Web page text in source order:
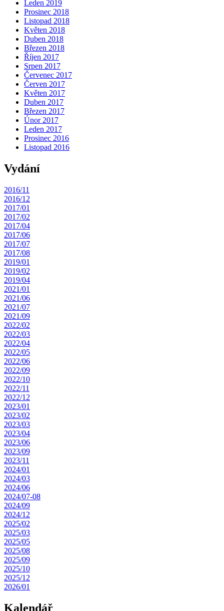
Leden 2019
Prosinec 2018
Listopad 2018
Květen 2018
Duben 2018
Březen 2018
Říjen 2017
Srpen 2017
Červenec 2017
Červen 2017
Květen 2017
Duben 2017
Březen 2017
Únor 2017
Leden 2017
Prosinec 2016
Listopad 2016
Vydání
2016/11
2016/12
2017/01
2017/02
2017/04
2017/06
2017/07
2017/08
2019/01
2019/02
2019/04
2021/01
2021/06
2021/07
2021/09
2022/02
2022/03
2022/04
2022/05
2022/06
2022/09
2022/10
2022/11
2022/12
2023/01
2023/02
2023/03
2023/04
2023/06
2023/09
2023/11
2024/01
2024/03
2024/06
2024/07-08
2024/09
2024/12
2025/02
2025/03
2025/05
2025/08
2025/09
2025/10
2025/12
2026/01
Kalendář